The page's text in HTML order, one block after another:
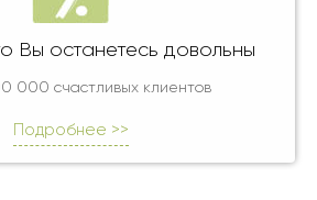
Вы останетесь довольны
000 счастливых клиентов
Подробнее >>